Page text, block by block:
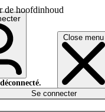
de hoofdinhoud
Close menu
Se connecter